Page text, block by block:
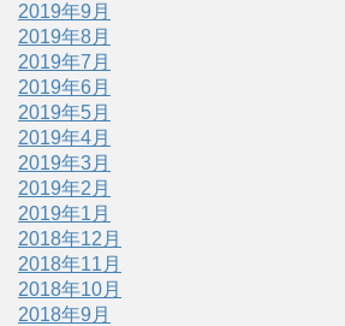
2019年9月
2019年8月
2019年7月
2019年6月
2019年5月
2019年4月
2019年3月
2019年2月
2019年1月
2018年12月
2018年11月
2018年10月
2018年9月